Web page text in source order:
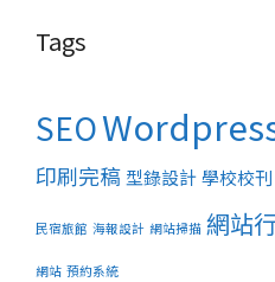
Tags
SEO
印刷完稿 型錄設計學校校刊
民宿旅館 海報設計 網站掃描 網站
網站 預約系統